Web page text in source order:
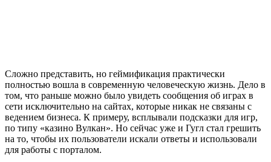
Сложно представить, но геймификация практически
полностью вошла в современную человеческую жизнь. Дело в
том, что раньше можно было увидеть сообщения об играх в
сети исключительно на сайтах, которые никак не связаны с
ведением бизнеса. К примеру, всплывали подсказки для игр,
по типу «казино Вулкан». Но сейчас уже и Гугл стал грешить
на то, чтобы их пользователи искали ответы и использовали
для работы с порталом.